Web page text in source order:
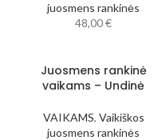
juosmens rankinės
48,00€
Juosmens rankinė
vaikams – Undinė
VAIKAMS, Vaikiškos
juosmens rankinės